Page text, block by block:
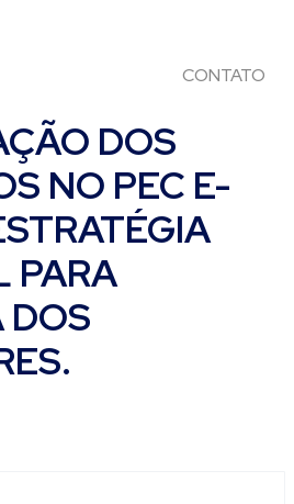
CONTATO
DOS
NO PEC E-
PARA
DOS